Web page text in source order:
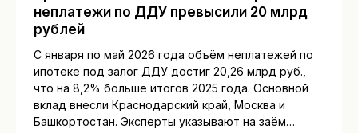
неплатежи по ДДУ превысили 20 млрд
рублей
С января по май 2026 года объём неплатежей по
ипотеке под залог ДДУ достиг 20,26 млрд руб.,
что на 8,2% больше итогов 2025 года. Основной
вклад внесли Краснодарский край, Москва и
Башкортостан. Эксперты указывают на заём…